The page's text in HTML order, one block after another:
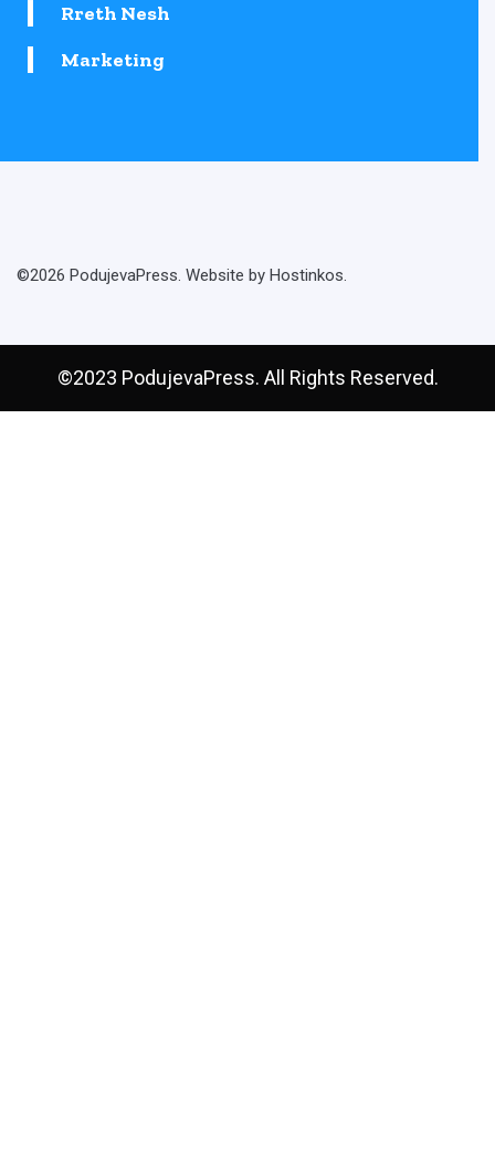
Rreth Nesh
Marketing
©2026 PodujevaPress. Website by Hostinkos.
©2023 PodujevaPress. All Rights Reserved.